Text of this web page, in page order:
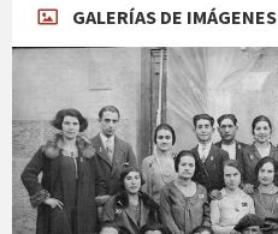
GALERÍAS DE IMÁGENES